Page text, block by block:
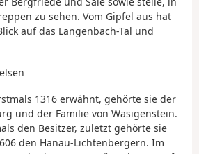
zu sehen. Vom Gipfel aus hat
auf das Langenbach-Tal und
1316 erwähnt, gehörte sie der
und der Familie von Wasigenstein.
den Besitzer, zuletzt gehörte sie
den Hanau-Lichtenbergern. Im